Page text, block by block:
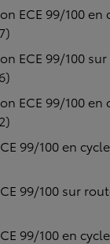
ECE 99/100 en
ECE 99/100
ECE 99/100 en
99/100 en
99/100 sur
99/100 en